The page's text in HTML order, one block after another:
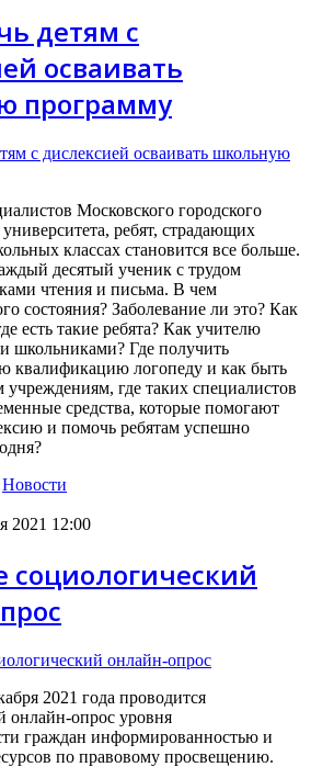
детям с
осваивать
программу
Московского городского
университета, ребят, страдающих
классах становится все больше.
десятый ученик с трудом
чтения и письма. В чем
состояния? Заболевание ли это? Как
есть такие ребята? Как учителю
школьниками? Где получить
квалификацию логопеду и как быть
учреждениям, где таких специалистов
средства, которые помогают
и помочь ребятам успешно
Новости
2021 12:00
социологический
2021 года проводится
онлайн-опрос уровня
граждан информированностью и
по правовому просвещению.